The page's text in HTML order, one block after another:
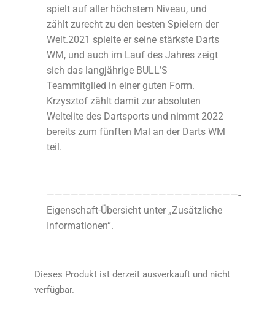
spielt auf aller höchstem Niveau, und
zählt zurecht zu den besten Spielern der
Welt.2021 spielte er seine stärkste Darts
WM, und auch im Lauf des Jahres zeigt
sich das langjährige BULL’S
Teammitglied in einer guten Form.
Krzysztof zählt damit zur absoluten
Weltelite des Dartsports und nimmt 2022
bereits zum fünften Mal an der Darts WM
teil.
————————————————————————-
Eigenschaft-Übersicht unter „Zusätzliche
Informationen“.
Dieses Produkt ist derzeit ausverkauft und nicht
verfügbar.